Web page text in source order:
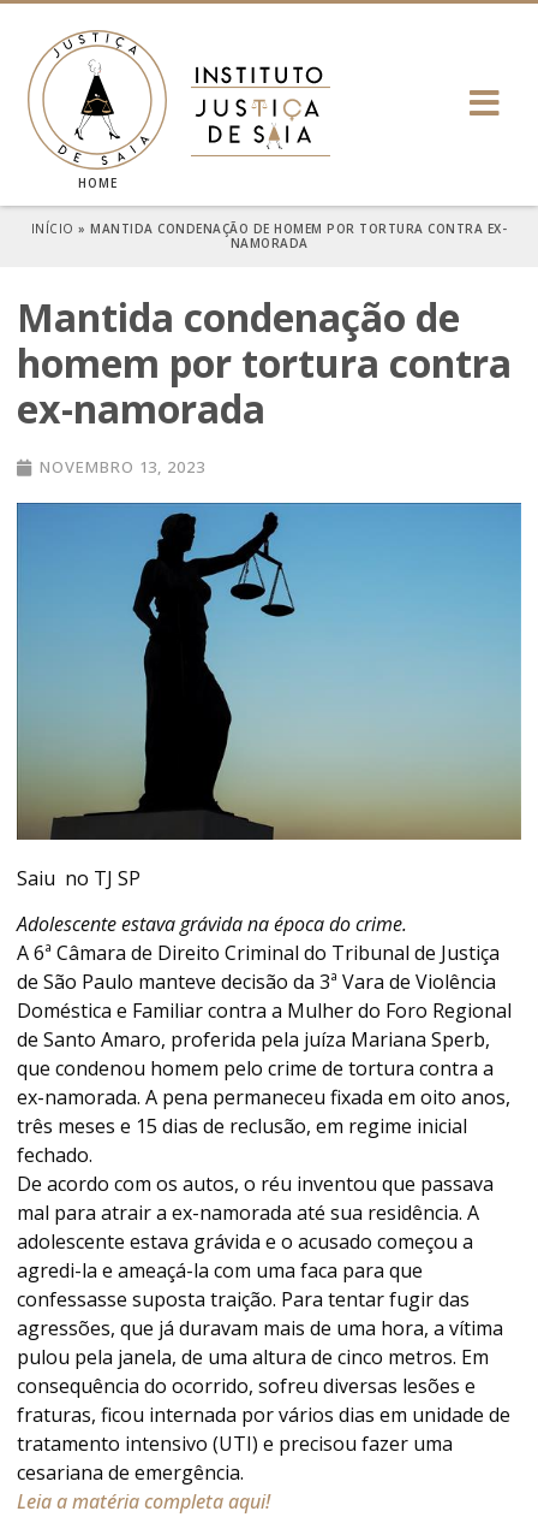
HOME
INÍCIO »MANTIDA CONDENAÇÃO DE HOMEM POR TORTURA CONTRA EX-
NAMORADA
Mantida condenação de
homem por tortura contra
ex-namorada
NOVEMBRO 13, 2023
Saiu no TJ SP
Adolescente estava grávida na época do crime.
A 6ª Câmara de Direito Criminal do Tribunal de Justiça
de São Paulo manteve decisão da 3ª Vara de Violência
Doméstica e Familiar contra a Mulher do Foro Regional
de Santo Amaro, proferida pela juíza Mariana Sperb,
que condenou homem pelo crime de tortura contra a
ex-namorada. A pena permaneceu fixada em oito anos,
três meses e 15 dias de reclusão, em regime inicial
fechado.
De acordo com os autos, o réu inventou que passava
mal para atrair a ex-namorada até sua residência. A
adolescente estava grávida e o acusado começou a
agredi-la e ameaçá-la com uma faca para que
confessasse suposta traição. Para tentar fugir das
agressões, que já duravam mais de uma hora, a vítima
pulou pela janela, de uma altura de cinco metros. Em
consequência do ocorrido, sofreu diversas lesões e
fraturas, ficou internada por vários dias em unidade de
tratamento intensivo (UTI) e precisou fazer uma
cesariana de emergência.
Leia a matéria completa aqui!